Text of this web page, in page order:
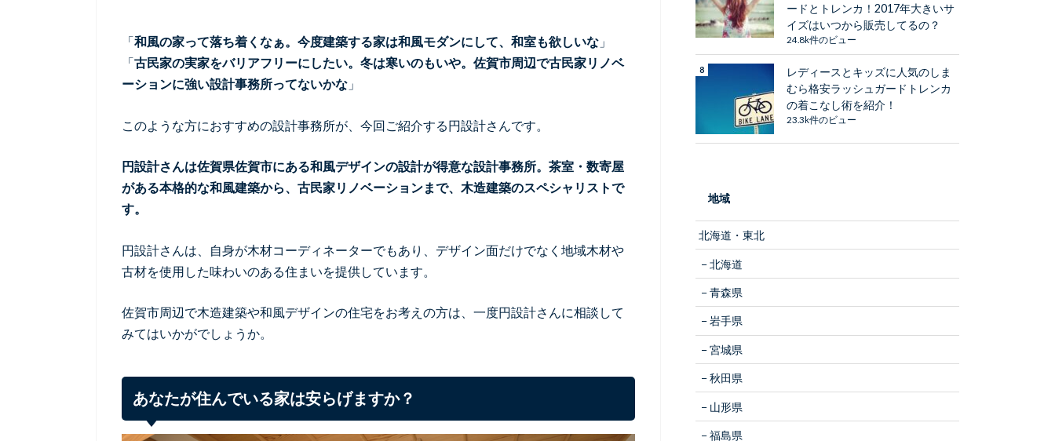
「和風の家って落ち着くなぁ。今度建築する家は和風モダンにして、和室も欲しいな 」
「古民家の実家をバリアフリーにしたい。冬は寒いのもいや。佐賀市周辺で古民家リノベ
ーションに強い設計事務所ってないかな 」
このような方におすすめの設計事務所が、今回ご紹介する円設計さんです。
円設計さんは佐賀県佐賀市にある和風デザインの設計が得意な設計事務所。茶室・数寄屋
がある本格的な和風建築から、古民家リノベーションまで、木造建築のスペシャリストで
す。
円設計さんは、自身が木材コーディネーターでもあり、デザイン面だけでなく地域木材や
古材を使用した味わいのある住まいを提供しています。
佐賀市周辺で木造建築や和風デザインの住宅をお考えの方は、一度円設計さんに相談して
みてはいかがでしょうか。
あなたが住んでいる家は安らげますか？
ードとトレンカ！2017年大きいサ
イズはいつから販売してるの？
24.8k件のビュー
レディースとキッズに人気のしま
むら格安ラッシュガードトレンカ
の着こなし術を紹介！
23.3k件のビュー
地域
北海道・東北
北海道
青森県
岩手県
宮城県
秋田県
山形県
福島県